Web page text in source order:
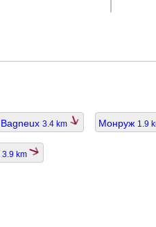
Bagneux 3.4 km Монруж 1.9
3.9 km